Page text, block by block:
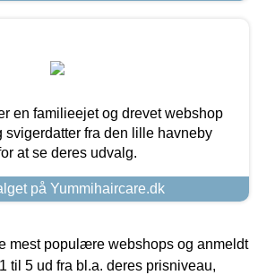
en familieejet og drevet webshop
svigerdatter fra den lille havneby
at se deres udvalg.
på Yummihaircare.dk
mest populære webshops og anmeldt
til 5 ud fra bl.a. deres prisniveau,